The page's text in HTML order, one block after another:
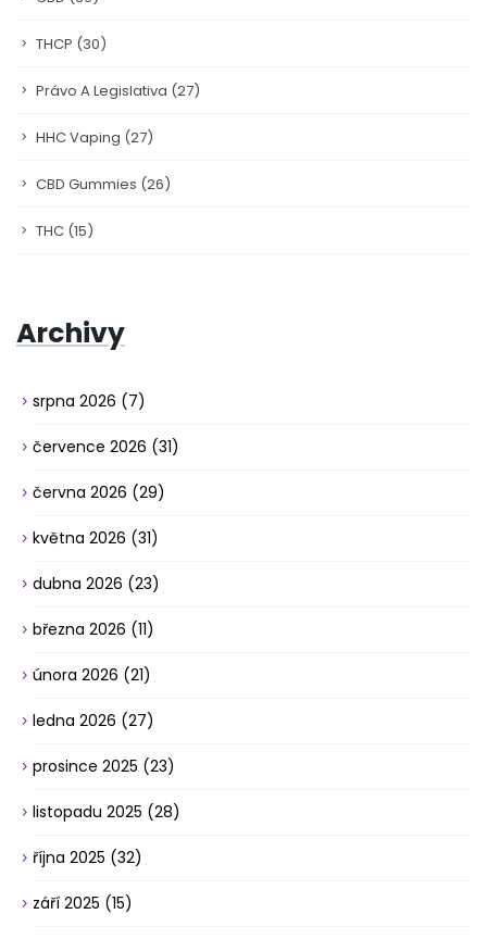
THCP (30)
Právo A Legislativa (27)
HHC Vaping (27)
CBD Gummies (26)
THC (15)
Archivy
srpna 2026 (7)
července 2026 (31)
června 2026 (29)
května 2026 (31)
dubna 2026 (23)
března 2026 (11)
února 2026 (21)
ledna 2026 (27)
prosince 2025 (23)
listopadu 2025 (28)
října 2025 (32)
září 2025 (15)